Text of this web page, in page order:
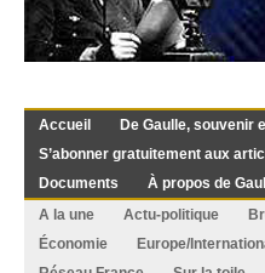
Accueil De Gaulle, souvenir
S’abonner gratuitement aux
Documents
À propos de
A la une
Actu-politique
Économie
Europe/